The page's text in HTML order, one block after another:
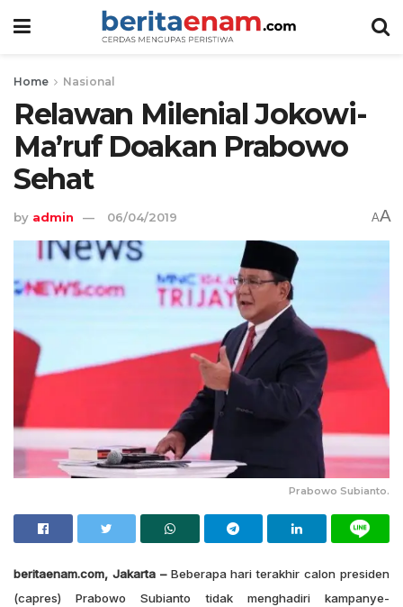
Home Nasional
Relawan Milenial Jokowi-
Ma’ruf Doakan Prabowo
Sehat
by admin 06/04/2019 AA
Prabowo Subianto.
beritaenam.com, Jakarta –Beberapa hari terakhir calon presiden
(capres) Prabowo Subianto tidak menghadiri kampanye-